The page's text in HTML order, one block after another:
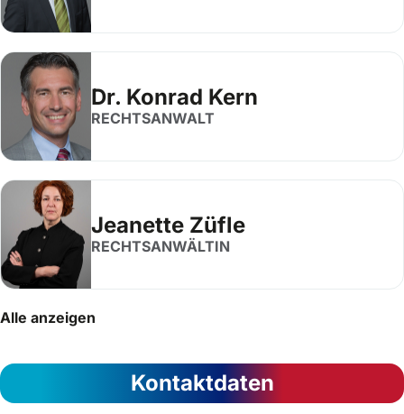
Dr. Konrad Kern
RECHTSANWALT
Jeanette Züfle
RECHTSANWÄLTIN
Alle anzeigen
Kontaktdaten